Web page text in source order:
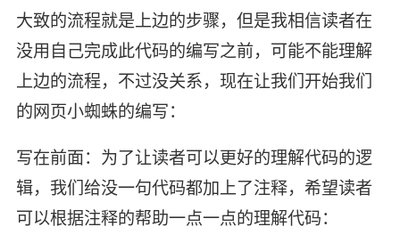
大致的流程就是上边的步骤，但是我相信读者在
没用自己完成此代码的编写之前，可能不能理解
上边的流程，不过没关系，现在让我们开始我们
的网页小蜘蛛的编写：
写在前面：为了让读者可以更好的理解代码的逻
辑，我们给没一句代码都加上了注释，希望读者
可以根据注释的帮助一点一点的理解代码：